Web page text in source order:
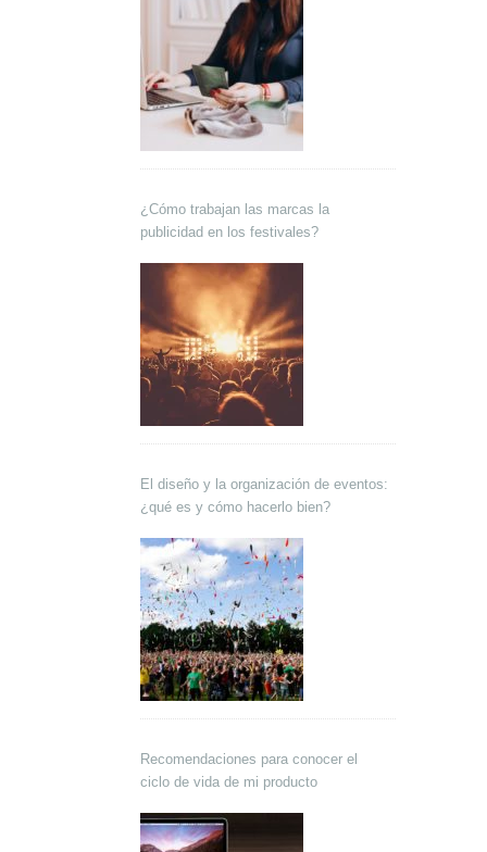
¿Cómo trabajan las marcas la
publicidad en los festivales?
El diseño y la organización de eventos:
¿qué es y cómo hacerlo bien?
Recomendaciones para conocer el
ciclo de vida de mi producto